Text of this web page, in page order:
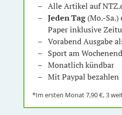
Alle Artikel auf
Jeden Tag(Mo.-Sa.)
Paper inklusive
Vorabend Ausgabe
Sport am
Monatlich kündbar
Mit Paypal bezahlen
*Im ersten Monat7,90 €, 3